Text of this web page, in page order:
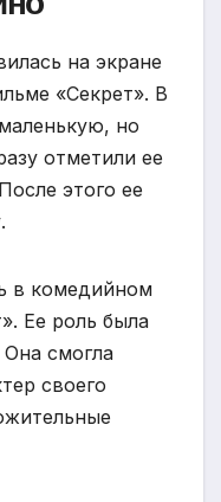
на экране
«Секрет». В
но
отметили ее
этого ее
в комедийном
Ее роль была
смогла
своего